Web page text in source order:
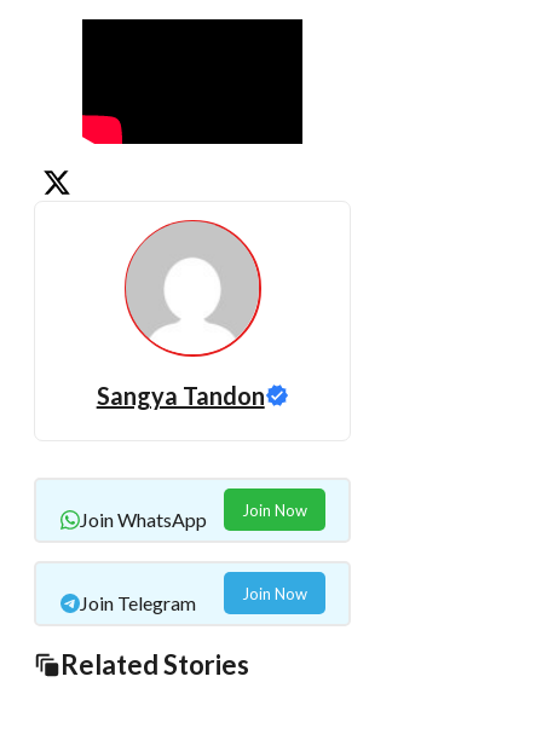
Sangya Tandon
Join WhatsApp Join Now
Join Telegram Join Now
Related Stories